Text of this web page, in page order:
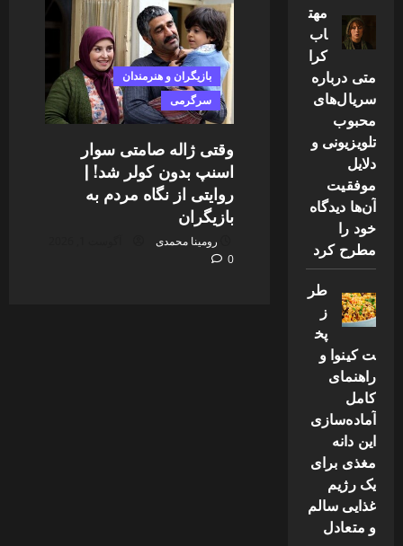
بازیگران و هنرمندان
سرگرمی
وقتی ژاله صامتی سوار
اسنپ بدون کولر شد! |
روایتی از نگاه مردم به
بازیگران
رومینا محمدی
0
مهت
اب
کرا
متی درباره
سریال‌های
محبوب
تلویزیونی و
دلایل
موفقیت
آن‌ها دیدگاه
خود را
مطرح کرد
طر
ز
پخ
ت کینوا و
راهنمای
کامل
آماده‌سازی
این دانه
مغذی برای
یک رژیم
غذایی سالم
و متعادل